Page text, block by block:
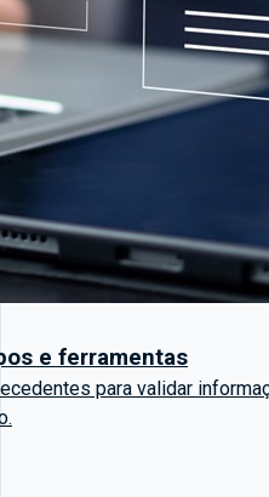
e ferramentas
para validar